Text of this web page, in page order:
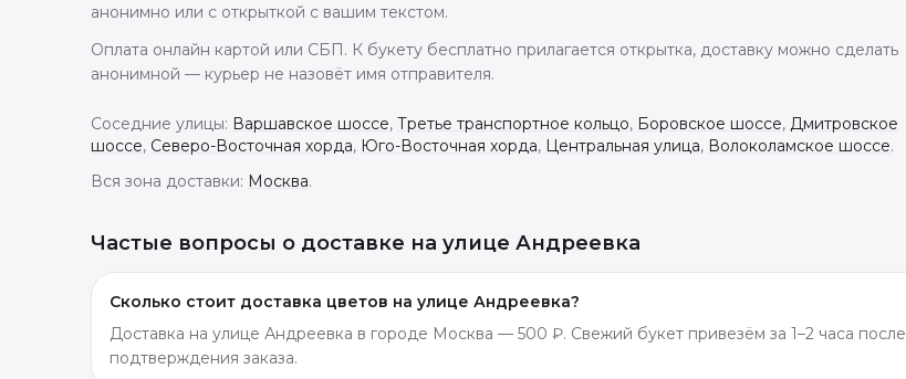
анонимно или с открыткой с вашим текстом.
Оплата онлайн картой или СБП. К букету бесплатно прилагается открытка, доставку можно сделать
анонимной — курьер не назовёт имя отправителя.
Соседние улицы: Варшавское шоссе, Третье транспортное кольцо, Боровское шоссе, Дмитровское
шоссе, Северо-Восточная хорда, Юго-Восточная хорда, Центральная улица, Волоколамское шоссе.
Вся зона доставки: Москва.
Частые вопросы о доставке на улице Андреевка
Сколько стоит доставка цветов на улице Андреевка?
Доставка на улице Андреевка в городе Москва — 500 ₽. Свежий букет привезём за 1–2 часа после
подтверждения заказа.